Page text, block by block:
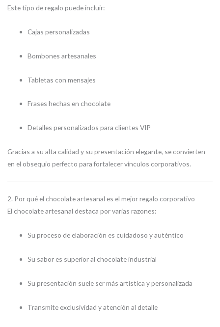
Este tipo de regalo puede incluir:
Cajas personalizadas
Bombones artesanales
Tabletas con mensajes
Frases hechas en chocolate
Detalles personalizados para clientes VIP
Gracias a su alta calidad y su presentación elegante, se convierten
en el obsequio perfecto para fortalecer vínculos corporativos.
2. Por qué el chocolate artesanal es el mejor regalo corporativo
El chocolate artesanal destaca por varias razones:
Su proceso de elaboración es cuidadoso y auténtico
Su sabor es superior al chocolate industrial
Su presentación suele ser más artística y personalizada
Transmite exclusividad y atención al detalle